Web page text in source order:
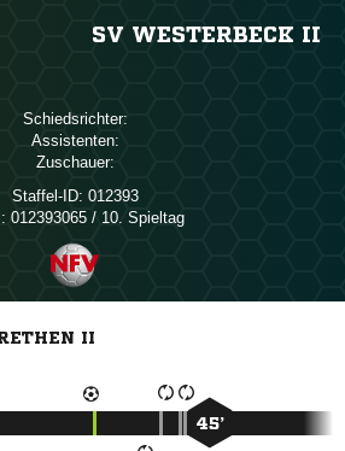
SV WESTERBECK II
Schiedsrichter:
Assistenten:
Zuschauer:
Staffel-ID: 012393
012393065 / 10. Spieltag
II
45’